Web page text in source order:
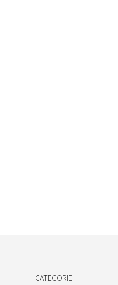
CATEGORIE